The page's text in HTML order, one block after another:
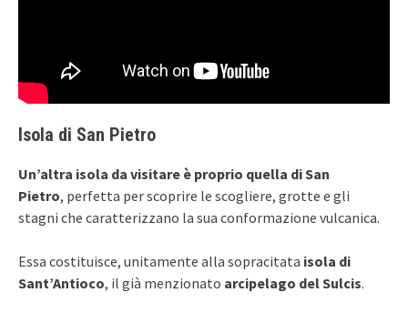
Isola di San Pietro
Un’altra isola da visitare è proprio quella di San
Pietro, perfetta per scoprire le scogliere, grotte e gli
stagni che caratterizzano la sua conformazione vulcanica.
Essa costituisce, unitamente alla sopracitata isola di
Sant’Antioco, il già menzionato arcipelago del Sulcis.